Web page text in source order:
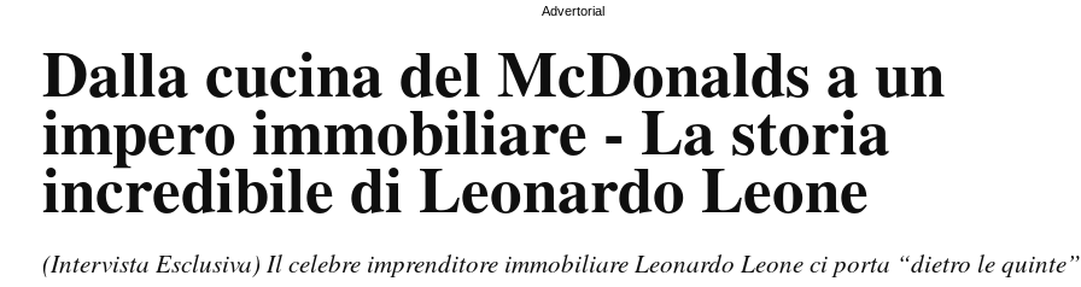
Advertorial
Dalla cucina del McDonalds a un
impero immobiliare - La storia
incredibile di Leonardo Leone
(Intervista Esclusiva) Il celebre imprenditore immobiliare Leonardo Leone ci porta “dietro le quinte”